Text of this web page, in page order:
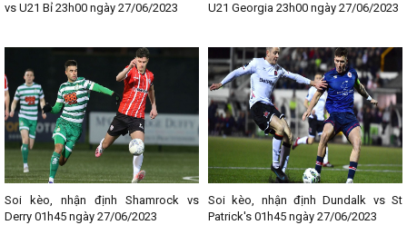
vs U21 Bỉ 23h00 ngày 27/06/2023
U21 Georgia 23h00 ngày 27/06/2023
Soi kèo, nhận định Shamrock vs
Derry 01h45 ngày 27/06/2023
Soi kèo, nhận định Dundalk vs St
Patrick's 01h45 ngày 27/06/2023